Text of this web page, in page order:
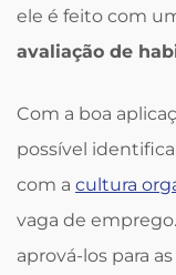
ele é feito com
avaliação de
Com a boa
possível
com a cultura
vaga de
aprová-los para